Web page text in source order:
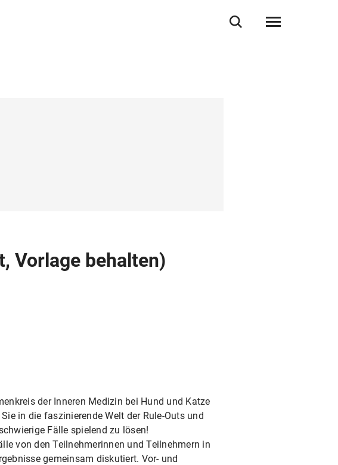
Vorlage behalten)
der Inneren Medizin bei Hund und Katze
in die faszinierende Welt der Rule-Outs und
Fälle spielend zu lösen!
von den Teilnehmerinnen und Teilnehmern in
gemeinsam diskutiert. Vor- und